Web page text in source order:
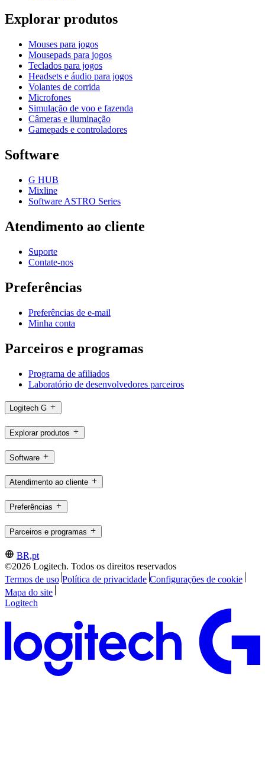
Explorar produtos
Mouses para jogos
Mousepads para jogos
Teclados para jogos
Headsets e áudio para jogos
Volantes de corrida
Microfones
Simulação de voo e fazenda
Câmeras e iluminação
Gamepads e controladores
Software
G HUB
Mixline
Software ASTRO Series
Atendimento ao cliente
Suporte
Contate-nos
Preferências
Preferências de e-mail
Minha conta
Parceiros e programas
Programa de afiliados
Laboratório de desenvolvedores parceiros
Logitech G
Explorar produtos
Software
Atendimento ao cliente
Preferências
Parceiros e programas
BR,pt
©2026 Logitech. Todos os direitos reservados
Termos de uso Política de privacidade Configurações de cookie
Mapa do site
Logitech